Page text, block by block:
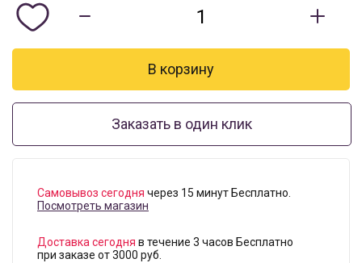
Заказать в один клик
Самовывоз сегодня через 15 минут Бесплатно.
Посмотреть магазин
Доставка сегодня в течение 3 часов Бесплатно
при заказе от 3000 руб.